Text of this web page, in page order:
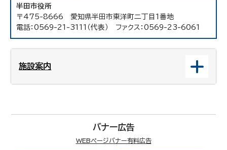
半田市役所
〒475-8666 愛知県半田市東洋町二丁目1番地
電話：0569-21-3111（代表） ファクス：0569-23-6061
施設案内
バナー広告
WEBページバナー有料広告